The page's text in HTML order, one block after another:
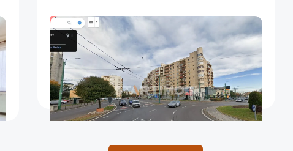
INDISPONIBIL
Apartament trei camere zona Grivitei
Brasov
65
m²
2
dormitoare
2
Etaj